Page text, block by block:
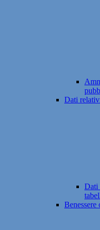
Dati
Dati
Benessere